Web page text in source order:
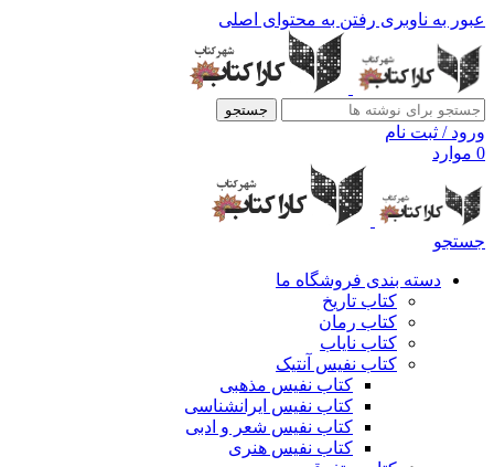
عبور به ناوبری رفتن به محتوای اصلی
جستجو
ورود / ثبت نام
0 موارد
جستجو
دسته بندی فروشگاه ما
کتاب تاریخ
کتاب رمان
کتاب نایاب
کتاب نفیس آنتیک
کتاب نفیس مذهبی
کتاب نفیس ایرانشناسی
کتاب نفیس شعر و ادبی
کتاب نفیس هنری